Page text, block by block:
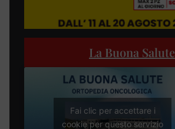
La Buona Salute
Fai clic per accettare i
cookie per questo servizio